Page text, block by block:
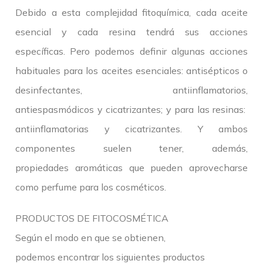
Debido a esta complejidad fitoquímica, cada aceite
esencial y cada resina tendrá sus acciones
específicas. Pero podemos definir algunas acciones
habituales para los aceites esenciales: antisépticos o
desinfectantes, antiinflamatorios,
antiespasmódicos y cicatrizantes; y para las resinas:
antiinflamatorias y cicatrizantes. Y ambos
componentes suelen tener, además,
propiedades aromáticas que pueden aprovecharse
como perfume para los cosméticos.
PRODUCTOS DE FITOCOSMÉTICA
Según el modo en que se obtienen,
podemos encontrar los siguientes productos